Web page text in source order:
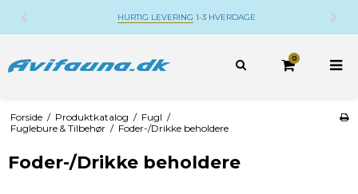
DANSK WEBSHOPBELIGGENDE PÅ DJURSLAND
0
Forside / Produktkatalog / Fugl /
Fuglebure & Tilbehør / Foder-/Drikke beholdere
Foder-/Drikke beholdere